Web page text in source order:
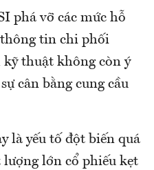
phá vỡ các mức hỗ
tin chi phối
thuật không còn ý
cân bằng cung cầu
là yếu tố đột biến quá
lớn cổ phiếu kẹt